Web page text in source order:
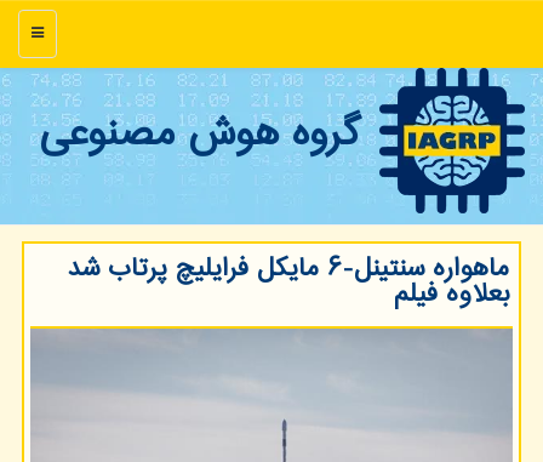
منو
گروه هوش مصنوعی
ماهواره سنتینل-۶ مایكل فرایلیچ پرتاب شد
بعلاوه فیلم